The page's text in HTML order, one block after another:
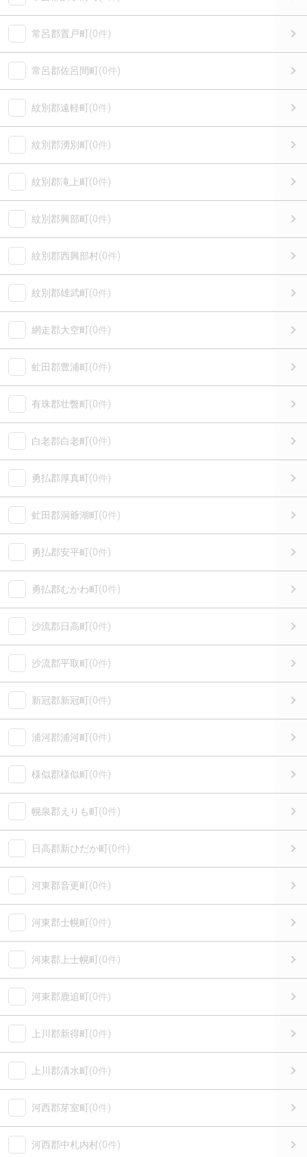
常呂郡置戸町(0件)
常呂郡佐呂間町(0件)
紋別郡遠軽町(0件)
紋別郡湧別町(0件)
紋別郡滝上町(0件)
紋別郡興部町(0件)
紋別郡西興部村(0件)
紋別郡雄武町(0件)
網走郡大空町(0件)
虻田郡豊浦町(0件)
有珠郡壮瞥町(0件)
白老郡白老町(0件)
勇払郡厚真町(0件)
虻田郡洞爺湖町(0件)
勇払郡安平町(0件)
勇払郡むかわ町(0件)
沙流郡日高町(0件)
沙流郡平取町(0件)
新冠郡新冠町(0件)
浦河郡浦河町(0件)
様似郡様似町(0件)
幌泉郡えりも町(0件)
日高郡新ひだか町(0件)
河東郡音更町(0件)
河東郡士幌町(0件)
河東郡上士幌町(0件)
河東郡鹿追町(0件)
上川郡新得町(0件)
上川郡清水町(0件)
河西郡芽室町(0件)
河西郡中札内村(0件)